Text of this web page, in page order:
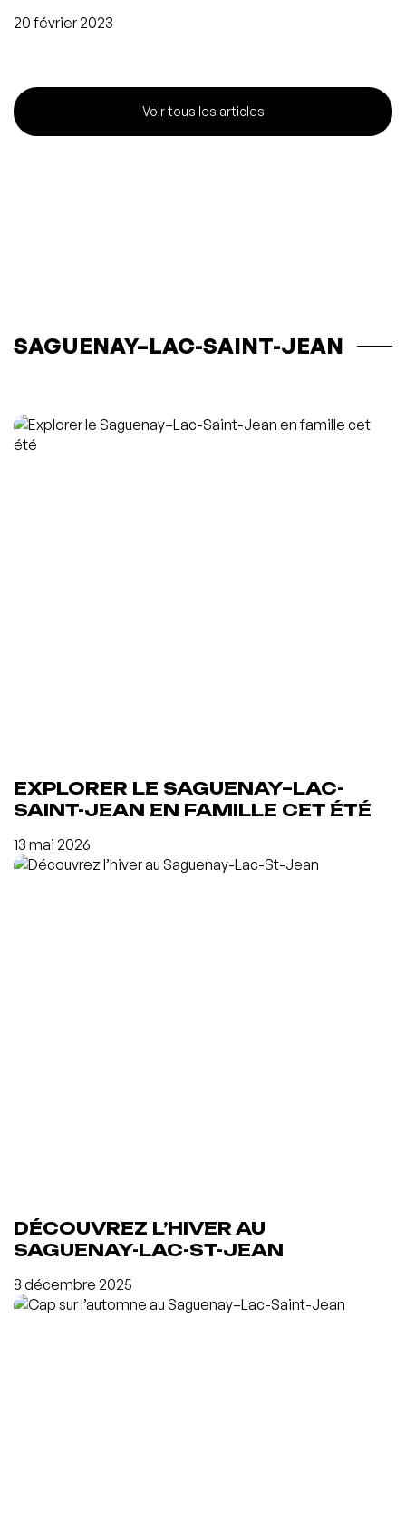
20 février 2023
Voir tous les articles
SAGUENAY–LAC-SAINT-JEAN
EXPLORER LE SAGUENAY–LAC-
SAINT-JEAN EN FAMILLE CET ÉTÉ
13 mai 2026
DÉCOUVREZ L’HIVER AU
SAGUENAY-LAC-ST-JEAN
8 décembre 2025